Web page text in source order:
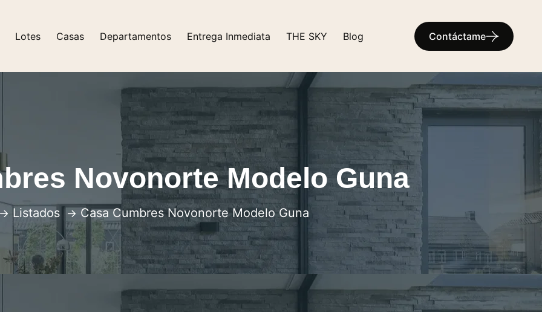
Lotes Casas Departamentos Entrega Inmediata THE SKY Blog Contáctame
Novonorte Modelo Guna
Listados Casa Cumbres Novonorte Modelo Guna